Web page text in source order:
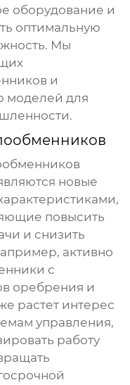
оборудование и
оптимальную
Мы
и
моделей для
новые
повысить
и снизить
активно
с
оребрения и
растет интерес
управления,
работу